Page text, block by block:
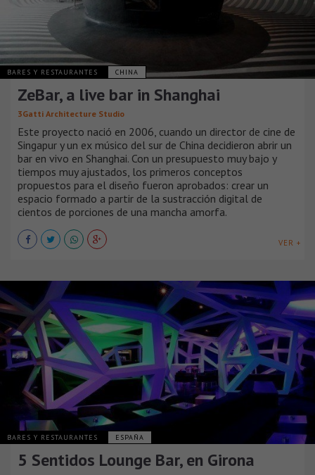
BARES Y RESTAURANTES CHINA
ZeBar, a live bar in Shanghai
3Gatti Architecture Studio
Este proyecto nació en 2006, cuando un director de cine de
Singapur y un ex músico del sur de China decidieron abrir un
bar en vivo en Shanghai. Con un presupuesto muy bajo y
tiempos muy ajustados, los primeros conceptos
propuestos para el diseño fueron aprobados: crear un
espacio formado a partir de la sustracción digital de
cientos de porciones de una mancha amorfa.
VER +
BARES Y RESTAURANTES ESPAÑA
5 Sentidos Lounge Bar, en Girona